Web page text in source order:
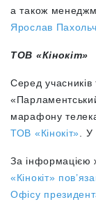
а також
Ярослав
ТОВ «Кінокіт»
Серед
марафону
ТОВ «Кінокіт» .
За інформацією
«Кінокіт»
Офісу